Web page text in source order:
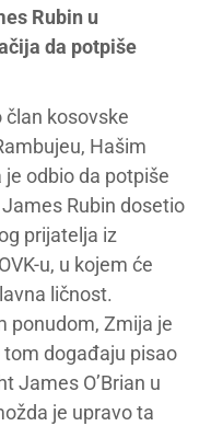
Rubin u
da potpiše
član kosovske
Hašim
odbio da potpiše
Rubin dosetio
prijatelja iz
u, u kojem će
ličnost.
ponudom, Zmija je
događaju pisao
James O’Brian u
je upravo ta